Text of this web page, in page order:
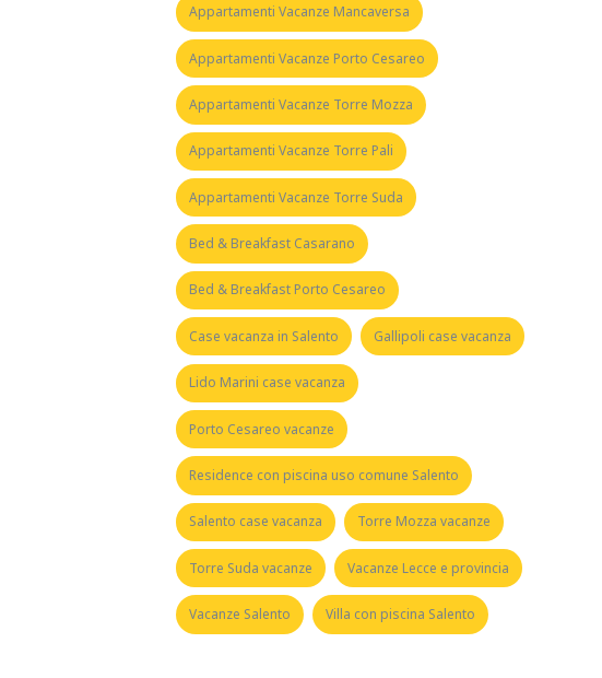
Appartamenti Vacanze Mancaversa
Appartamenti Vacanze Porto Cesareo
Appartamenti Vacanze Torre Mozza
Appartamenti Vacanze Torre Pali
Appartamenti Vacanze Torre Suda
Bed & Breakfast Casarano
Bed & Breakfast Porto Cesareo
Case vacanza in Salento Gallipoli case vacanza
Lido Marini case vacanza
Porto Cesareo vacanze
Residence con piscina uso comune Salento
Salento case vacanza Torre Mozza vacanze
Torre Suda vacanze Vacanze Lecce e provincia
Vacanze Salento Villa con piscina Salento